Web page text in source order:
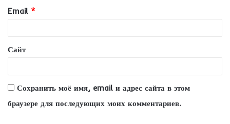
и
й
*
Email *
Сайт
Сохранить моё имя, email и адрес сайта в этом
браузере для последующих моих комментариев.